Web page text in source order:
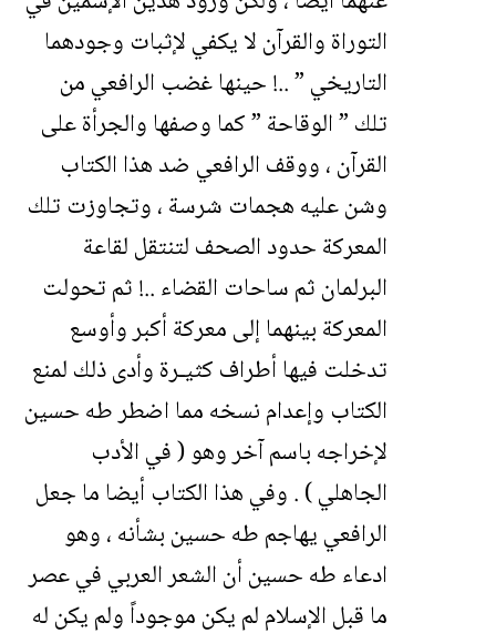
التوراة والقرآن لا يكفي لإثبات وجودهما
التاريخي ” ..! حينها غضب الرافعي من
تلك ” الوقاحة ” كما وصفها والجرأة على
القرآن ، ووقف الرافعي ضد هذا الكتاب
وشن عليه هجمات شرسة ، وتجاوزت تلك
المعركة حدود الصحف لتنتقل لقاعة
البرلمان ثم ساحات القضاء ..! ثم تحولت
المعركة بينهما إلى معركة أكبر وأوسع
تدخلت فيها أطراف كثيـرة وأدى ذلك لمنع
الكتاب وإعدام نسخه مما اضطر طه حسين
لإخراجه باسم آخر وهو ( في الأدب
الجاهلي ) . وفي هذا الكتاب أيضا ما جعل
الرافعي يهاجم طه حسين بشأنه ، وهو
ادعاء طه حسين أن الشعر العربي في عصر
ما قبل الإسلام لم يكن موجوداً ولم يكن له